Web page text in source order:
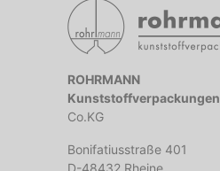
ROHRMANN
Kunststoffverpackungen
Co.KG
Bonifatiusstraße 401
D-48432 Rheine